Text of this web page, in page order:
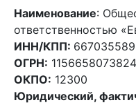
Наименование:
ответственностью
ИНН/КПП:
ОГРН: 1156658073824
ОКПО: 12300
Юридический,